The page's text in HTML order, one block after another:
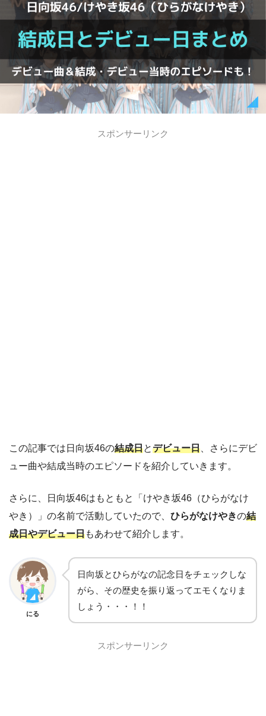
スポンサーリンク
この記事では日向坂46の結成日とデビュー日 、さらにデビ
ュー曲や結成当時のエピソードを紹介していきます。
さらに、日向坂46はもともと「けやき坂46（ひらがなけ
やき）」の名前で活動していたので、 ひらがなけやきの結
成日やデビュー日もあわせて紹介します。
にる
日向坂とひらがなの記念日をチェックしな
がら、その歴史を振り返ってエモくなりま
しょう・・・！！
スポンサーリンク